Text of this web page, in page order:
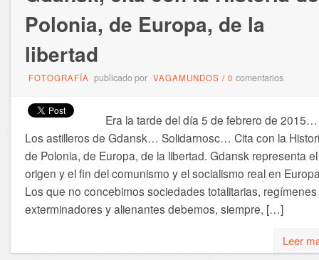
Polonia, de Europa, de la
libertad
FOTOGRAFÍA publicado por VAGAMUNDOS / 0 comentarios
Era la tarde del día 5 de febrero de 2015…
Los astilleros de Gdansk… Solidarnosc… Cita con la
de Polonia, de Europa, de la libertad. Gdansk representa el
origen y el fin del comunismo y el socialismo real en
Los que no concebimos sociedades totalitarias, regímenes
exterminadores y alienantes debemos, siempre, […]
Leer